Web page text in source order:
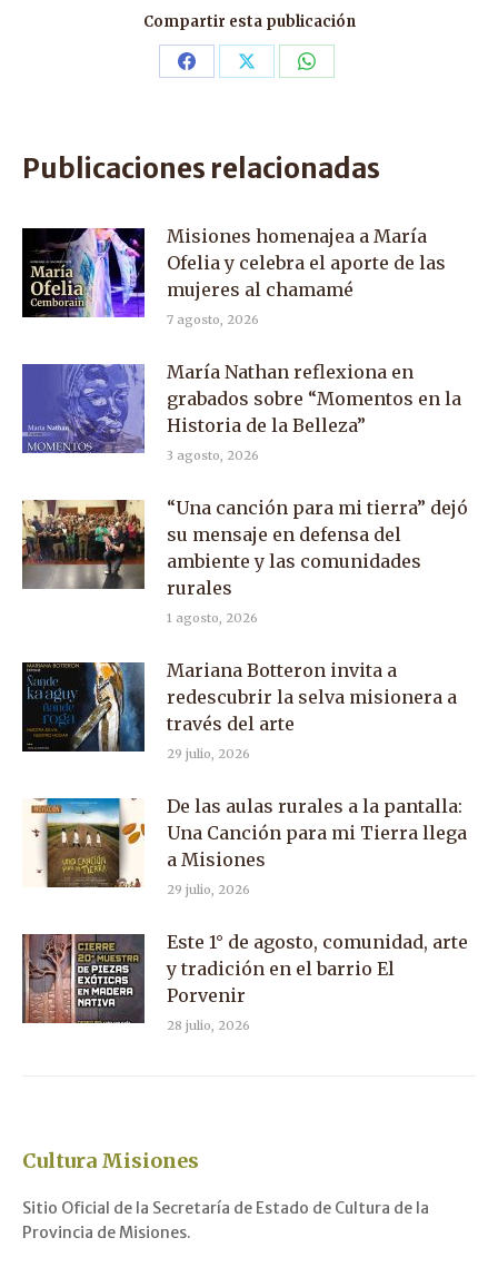
Compartir esta publicación
Share Share Share
Publicaciones relacionadas
Misiones homenajea a María
Ofelia y celebra el aporte de las
mujeres al chamamé
7 agosto, 2026
María Nathan reflexiona en
grabados sobre “Momentos en la
Historia de la Belleza”
3 agosto, 2026
“Una canción para mi tierra” dejó
su mensaje en defensa del
ambiente y las comunidades
rurales
1 agosto, 2026
Mariana Botteron invita a
redescubrir la selva misionera a
través del arte
29 julio, 2026
De las aulas rurales a la pantalla:
Una Canción para mi Tierra llega
a Misiones
29 julio, 2026
Este 1° de agosto, comunidad, arte
y tradición en el barrio El
Porvenir
28 julio, 2026
Cultura Misiones
Sitio Oficial de la Secretaría de Estado de Cultura de la
Provincia de Misiones.